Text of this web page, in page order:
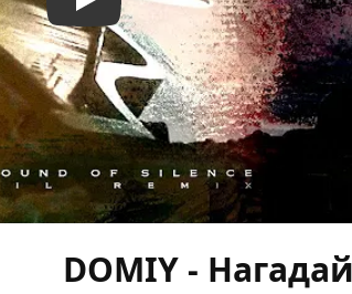
Play
DOMIY - Нагадай